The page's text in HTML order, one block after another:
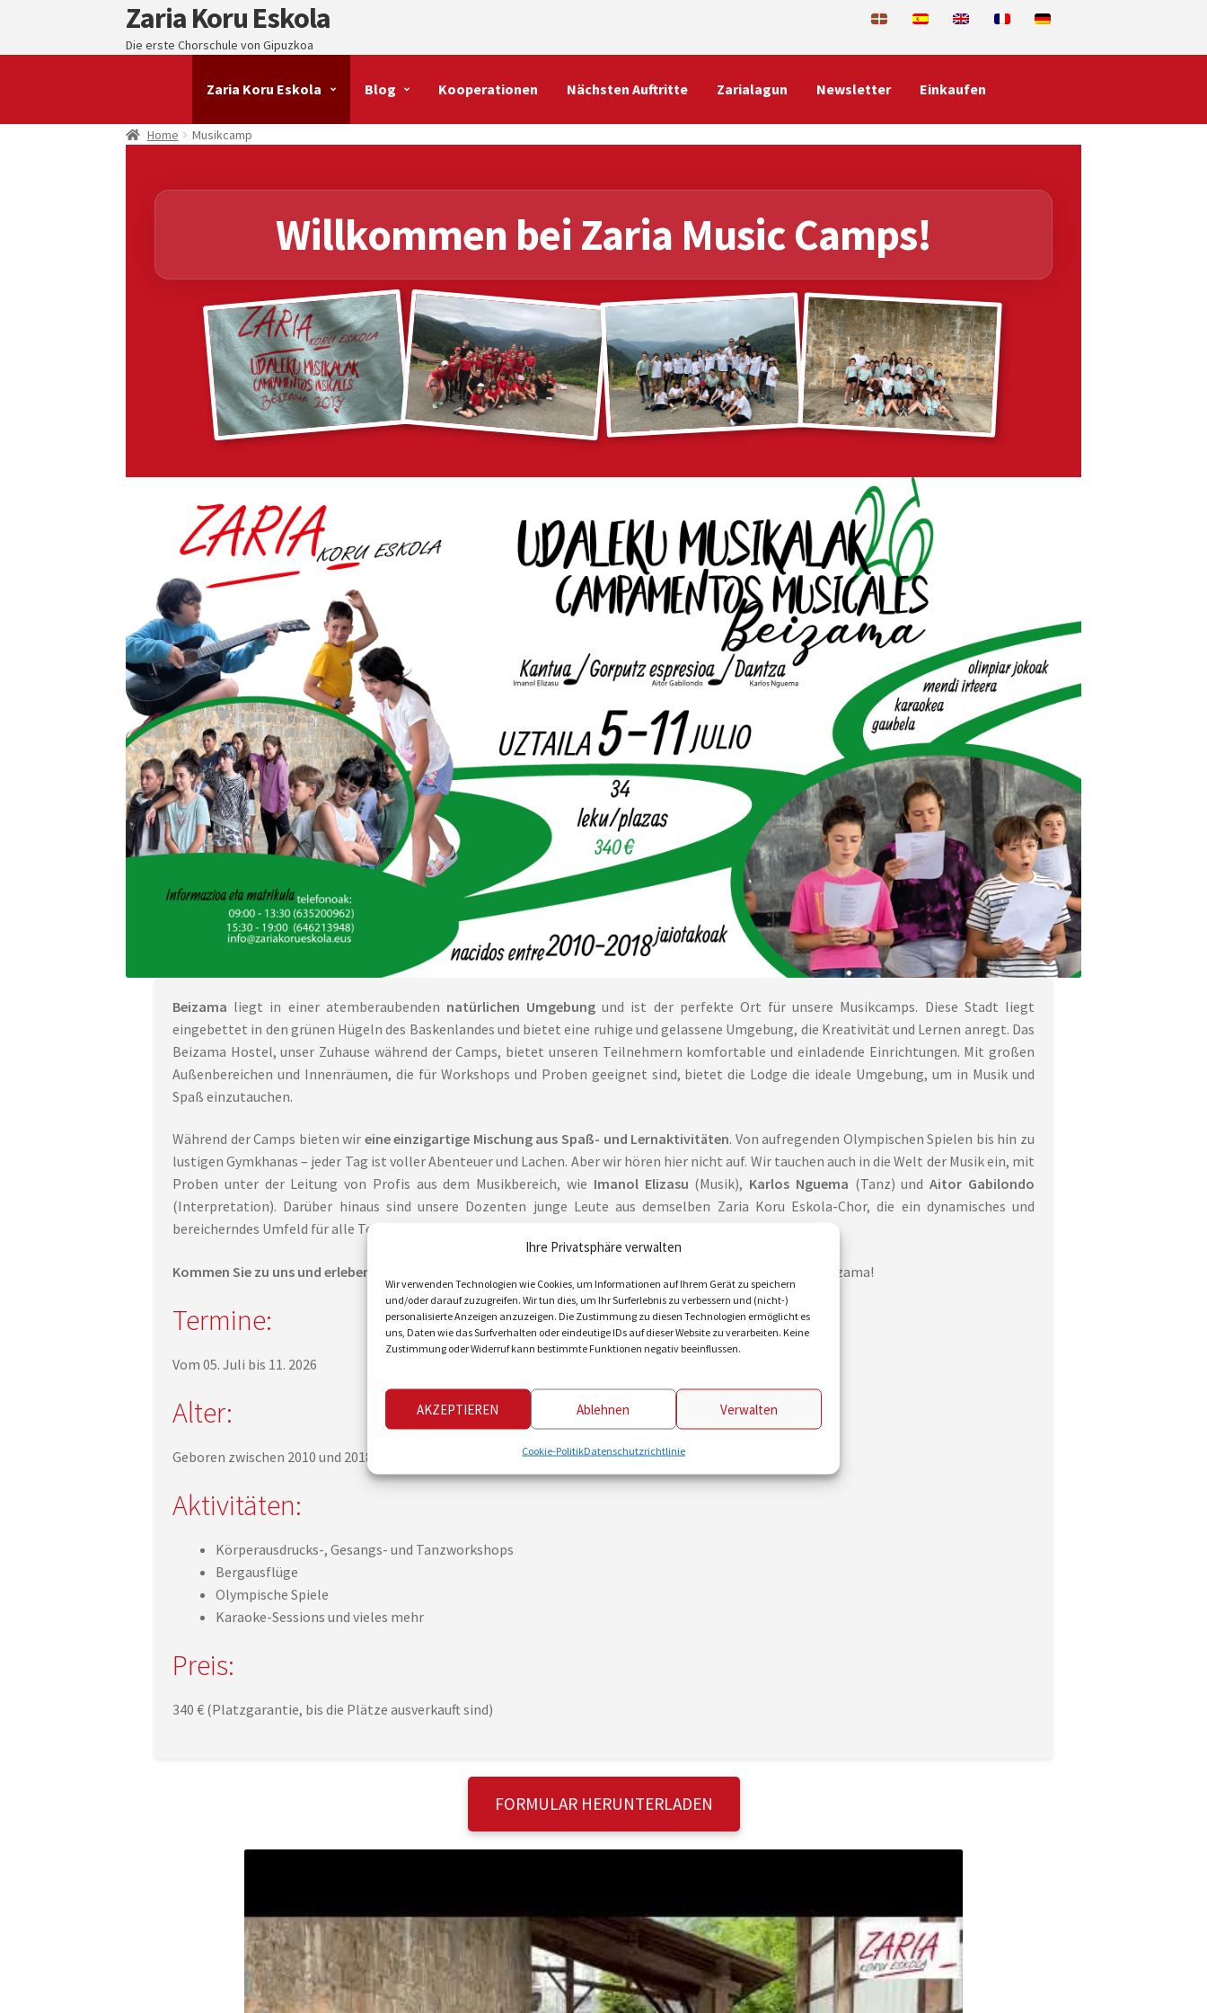
Ihre Privatsphäre verwalten
Wir verwenden Technologien wie Cookies, um Informationen auf Ihrem Gerät zu speichern
und/oder darauf zuzugreifen. Wir tun dies, um Ihr Surferlebnis zu verbessern und (nicht-)
personalisierte Anzeigen anzuzeigen. Die Zustimmung zu diesen Technologien ermöglicht es
uns, Daten wie das Surfverhalten oder eindeutige IDs auf dieser Website zu verarbeiten. Keine
Zustimmung oder Widerruf kann bestimmte Funktionen negativ beeinflussen.
AKZEPTIEREN Ablehnen Verwalten
Cookie-PolitikDatenschutzrichtlinie
Skip
to
navigation
Skip
to
content
Zaria Koru Eskola
Die erste Chorschule von Gipuzkoa
Zaria Koru Eskola Blog Kooperationen Nächsten Auftritte Zarialagun Newsletter Einkaufen
Home Musikcamp
Willkommen bei Zaria Music Camps!
Beizama liegt in einer atemberaubenden natürlichen Umgebung und ist der perfekte Ort für unsere Musikcamps. Diese Stadt liegt
eingebettet in den grünen Hügeln des Baskenlandes und bietet eine ruhige und gelassene Umgebung, die Kreativität und Lernen anregt. Das
Beizama Hostel, unser Zuhause während der Camps, bietet unseren Teilnehmern komfortable und einladende Einrichtungen. Mit großen
Außenbereichen und Innenräumen, die für Workshops und Proben geeignet sind, bietet die Lodge die ideale Umgebung, um in Musik und
Spaß einzutauchen.
Während der Camps bieten wir eine einzigartige Mischung aus Spaß- und Lernaktivitäten. Von aufregenden Olympischen Spielen bis hin zu
lustigen Gymkhanas – jeder Tag ist voller Abenteuer und Lachen. Aber wir hören hier nicht auf. Wir tauchen auch in die Welt der Musik ein, mit
Proben unter der Leitung von Profis aus dem Musikbereich, wie Imanol Elizasu (Musik), Karlos Nguema (Tanz) undAitor Gabilondo
(Interpretation). Darüber hinaus sind unsere Dozenten junge Leute aus demselben Zaria Koru Eskola-Chor, die ein dynamisches und
bereicherndes Umfeld für alle Teilnehmer schaffen.
Kommen Sie zu uns und erleben Sie eine Woche voller Musik, Spaß und Wachstum in den Musikcamps in Beizama!
Termine:
Vom 05. Juli bis 11. 2026
Alter:
Geboren zwischen 2010 und 2018 (wird in Gruppen eingeteilt)
Aktivitäten:
Körperausdrucks-, Gesangs- und Tanzworkshops
Bergausflüge
Olympische Spiele
Karaoke-Sessions und vieles mehr
Preis:
340 € (Platzgarantie, bis die Plätze ausverkauft sind)
FORMULAR HERUNTERLADEN